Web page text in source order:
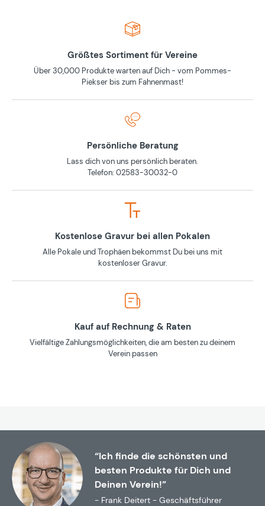
Größtes Sortiment für Vereine
Über 30,000 Produkte warten auf Dich - vom Pommes-
Piekser bis zum Fahnenmast!
Persönliche Beratung
Lass dich von uns persönlich beraten.
Telefon: 02583-30032-0
Kostenlose Gravur bei allen Pokalen
Alle Pokale und Trophäen bekommst Du bei uns mit
kostenloser Gravur.
Kauf auf Rechnung & Raten
Vielfältige Zahlungsmöglichkeiten, die am besten zu deinem
Verein passen
“Ich finde die schönsten und
besten Produkte für Dich und
Deinen Verein!”
- Frank Deitert - Geschäftsführer